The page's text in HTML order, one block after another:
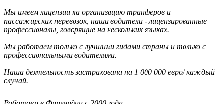
Мы имеем лицензии на организацию транферов и
пассажирских перевозок, наши водители - лицензированные
профессионалы, говорящие на нескольких языках.
Мы работаем только с лучшими гидами страны и только с
профессиональными водителями.
Наша деятельность застрахована на 1 000 000 евро/ каждый
случай.